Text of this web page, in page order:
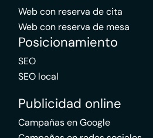
Web con reserva de cita
Web con reserva de mesa
Posicionamiento
SEO
SEO local
Publicidad online
Campañas en Google